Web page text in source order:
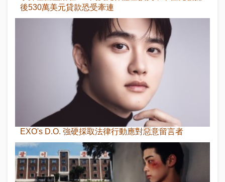
後530萬美元貸款恐受牽連
EXO's D.O. 強硬採取法律行動應對惡意留言者